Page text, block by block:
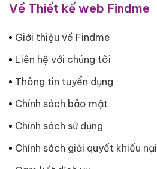
Về Thiết kế web Findme
Giới thiệu về Findme
Liên hệ với chúng tôi
Thông tin tuyển dụng
Chính sách bảo mật
Chính sách sử dụng
Chính sách giải quyết khiếu nại